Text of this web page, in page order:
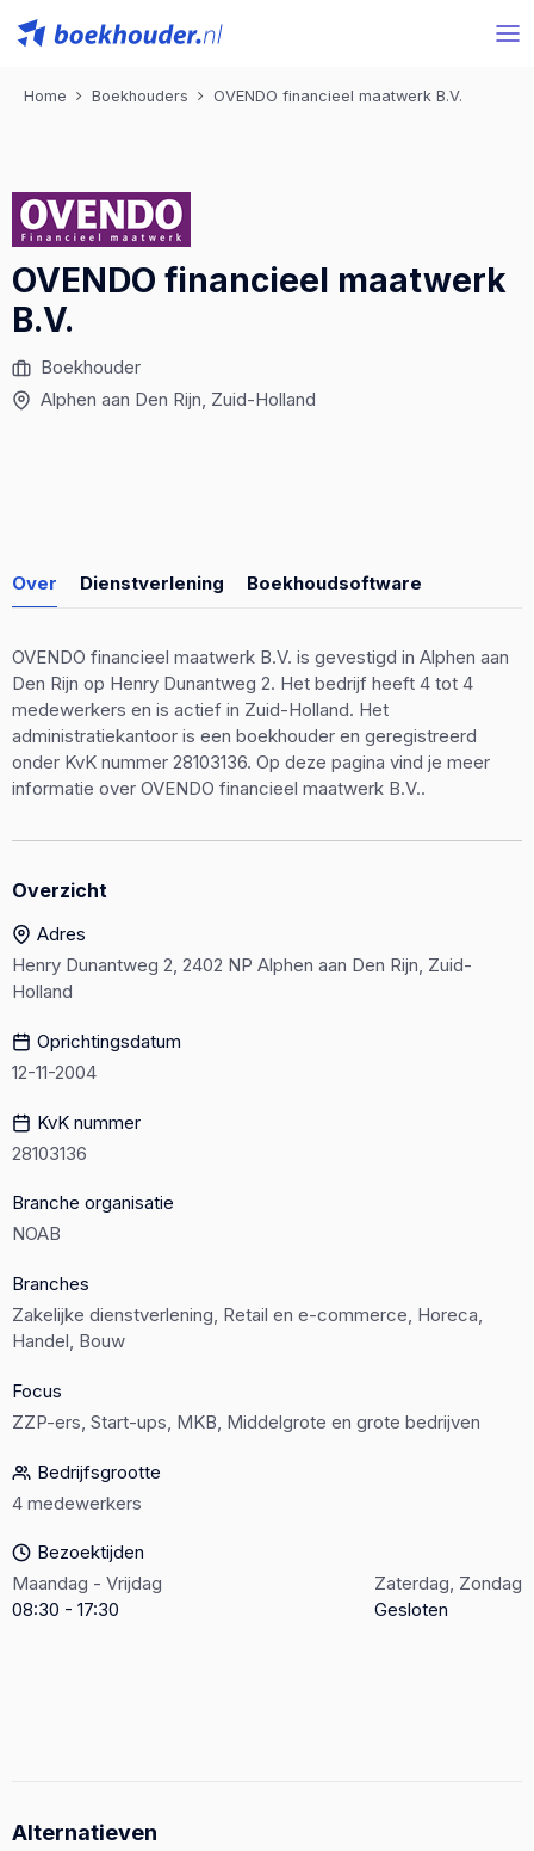
Home Boekhouders OVENDO financieel maatwerk B.V.
OVENDO financieel maatwerk
B.V.
Boekhouder
Alphen aan Den Rijn, Zuid-Holland
Over Dienstverlening Boekhoudsoftware
OVENDO financieel maatwerk B.V. is gevestigd in Alphen aan
Den Rijn op Henry Dunantweg 2. Het bedrijf heeft 4 tot 4
medewerkers en is actief in Zuid-Holland. Het
administratiekantoor is een boekhouder en geregistreerd
onder KvK nummer 28103136. Op deze pagina vind je meer
informatie over OVENDO financieel maatwerk B.V..
Overzicht
Adres
Henry Dunantweg 2, 2402 NP Alphen aan Den Rijn, Zuid-
Holland
Oprichtingsdatum
12-11-2004
KvK nummer
28103136
Branche organisatie
NOAB
Branches
Zakelijke dienstverlening, Retail en e-commerce, Horeca,
Handel, Bouw
Focus
ZZP-ers, Start-ups, MKB, Middelgrote en grote bedrijven
Bedrijfsgrootte
4 medewerkers
Bezoektijden
Maandag - Vrijdag
08:30 - 17:30
Zaterdag, Zondag
Gesloten
Alternatieven